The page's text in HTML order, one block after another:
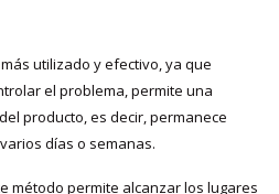
más utilizado y efectivo, ya que
el problema, permite una
producto, es decir, permanece
días o semanas.
método permite alcanzar los lugares